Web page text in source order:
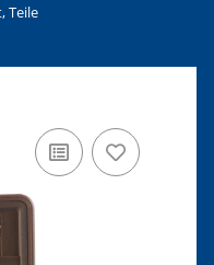
Teile